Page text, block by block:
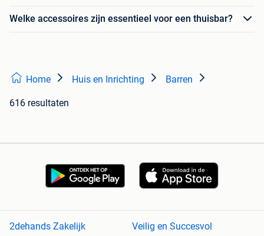
Welke accessoires zijn essentieel voor een thuisbar?
Home Huis en Inrichting Barren
616 resultaten
2dehands Zakelijk
Veilig en Succesvol